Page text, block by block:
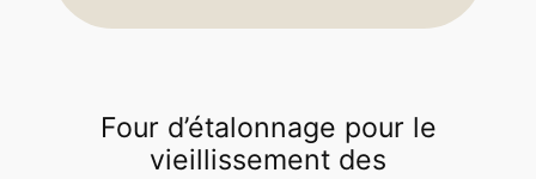
Four d’étalonnage pour le
vieillissement des